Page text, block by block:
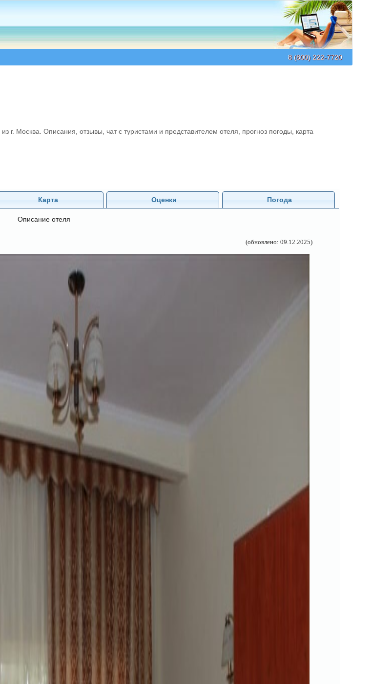
8 (800) 222-7720
Москва. Описания, отзывы, чат с туристами и представителем отеля, прогноз погоды, карта
Карта Оценки Погода
Описание отеля
(обновлено: 09.12.2025)